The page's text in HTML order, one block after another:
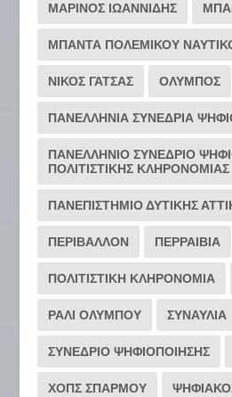
ΜΑΡΙΝΟΣ ΙΩΑΝΝΙΔΗΣ
ΜΠΑΝΤΑ ΠΟΛΕΜΙΚΟΥ
ΝΙΚΟΣ ΓΑΤΣΑΣ ΟΛΥΜΠΟΣ
ΠΑΝΕΛΛΗΝΙΑ ΣΥΝΕΔΡΙΑ
ΠΑΝΕΛΛΗΝΙΟ ΣΥΝΕΔΡΙΟ
ΠΟΛΙΤΙΣΤΙΚΗΣ ΚΛΗΡΟΝΟΜΙΑΣ
ΠΑΝΕΠΙΣΤΗΜΙΟ ΔΥΤΙΚΗΣ
ΠΕΡΙΒΑΛΛΟΝ ΠΕΡΡΑΙΒΙΑ
ΠΟΛΙΤΙΣΤΙΚΗ ΚΛΗΡΟΝΟΜΙΑ
ΡΆΛΙ ΟΛΎΜΠΟΥ ΣΥΝΑΥΛΙΑ
ΣΥΝΕΔΡΙΟ ΨΗΦΙΟΠΟΙΗΣΗΣ
ΧΟΠΣ ΣΠΑΡΜΟΥ